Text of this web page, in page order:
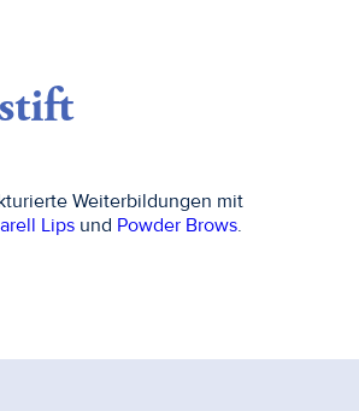
Weiterbildungen mit
Lips und Powder Brows.